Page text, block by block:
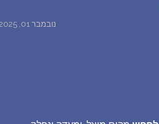
נובמבר 01, 2025